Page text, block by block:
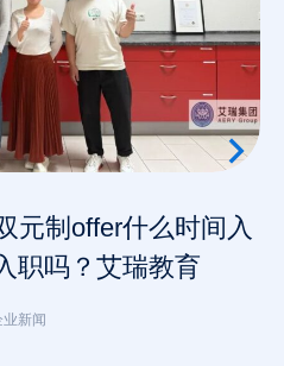
元制offer什么时间入
职吗？艾瑞教育
业新闻